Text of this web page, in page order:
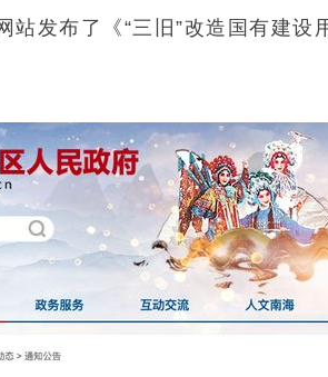
站发布了《“三旧”改造国有建设